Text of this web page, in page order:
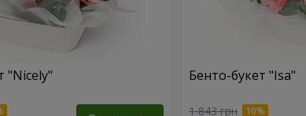
"Nicely" Бенто-букет "Isa"
1 843 грн